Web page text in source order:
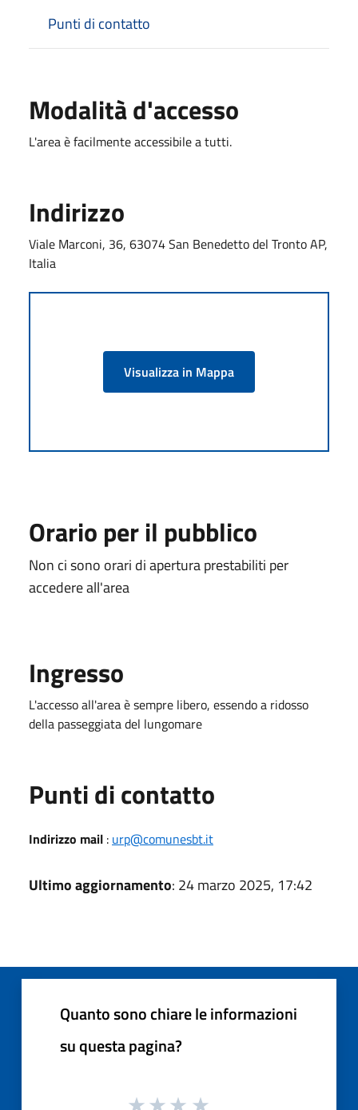
Punti di contatto
Modalità d'accesso
L'area è facilmente accessibile a tutti.
Indirizzo
Viale Marconi, 36, 63074 San Benedetto del Tronto AP,
Italia
Visualizza in Mappa
Orario per il pubblico
Non ci sono orari di apertura prestabiliti per
accedere all'area
Ingresso
L'accesso all'area è sempre libero, essendo a ridosso
della passeggiata del lungomare
Punti di contatto
Indirizzo mail : urp@comunesbt.it
Ultimo aggiornamento: 24 marzo 2025, 17:42
Quanto sono chiare le informazioni
su questa pagina?